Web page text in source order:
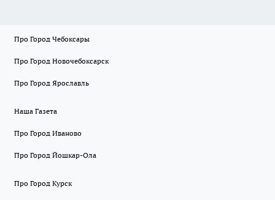
Про Город Чебоксары
Про Город Новочебоксарск
Про Город Ярославль
Наша Газета
Про Город Иваново
Про Город Йошкар-Ола
Про Город Курск